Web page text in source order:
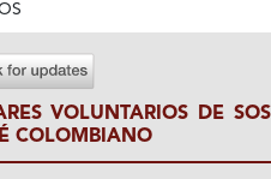
VOLUNTARIOS DE
COLOMBIANO